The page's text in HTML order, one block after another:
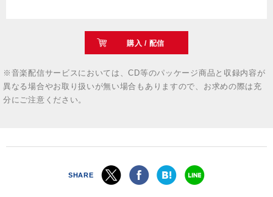
購入 / 配信
※音楽配信サービスにおいては、CD等のパッケージ商品と収録内容が
異なる場合やお取り扱いが無い場合もありますので、お求めの際は充
分にご注意ください。
SHARE